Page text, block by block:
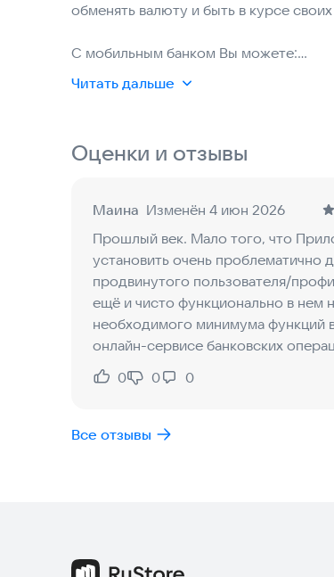
обменять валюту и быть в курсе своих расходов и доходов в любом месте.
С мобильным банком Вы можете:
- оплачивать услуги коммунальных
сторонних банков с минимальной
- создавать шаблоны и автоплатежи
- получить подробную информацию по счетам,
необходимый период;
Читать дальше
Оценки и отзывы
Маина Изменён 4 июн 2026
Прошлый век. Мало того, что
установить очень проблематично
продвинутого пользователя/
ещё и чисто функционально в нем
необходимого минимума функций
онлайн-сервисе банковских
своими счетами... Невозможно
зарыть счёт, перевод сти денежные
сейчас это делается БЕСПЛАТНО,
Нравится:
0
Не нравится:
0 0
Все отзывы